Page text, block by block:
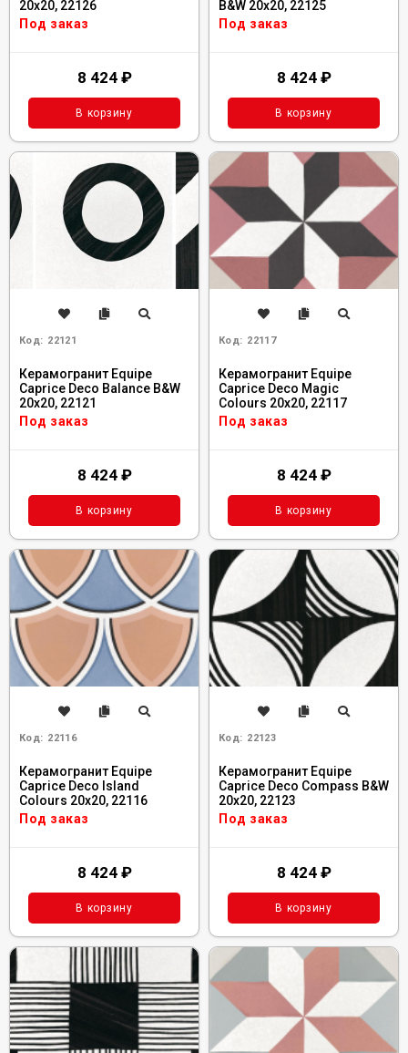
20x20, 22126
Под заказ
8 424 ₽
В корзину
B&W 20x20, 22125
Под заказ
8 424 ₽
В корзину
Код: 22121
Керамогранит Equipe
Caprice Deco Balance B&W
20x20, 22121
Под заказ
8 424 ₽
В корзину
Код: 22117
Керамогранит Equipe
Caprice Deco Magic
Colours 20x20, 22117
Под заказ
8 424 ₽
В корзину
Код: 22116
Керамогранит Equipe
Caprice Deco Island
Colours 20x20, 22116
Под заказ
8 424 ₽
В корзину
Код: 22123
Керамогранит Equipe
Caprice Deco Compass B&W
20x20, 22123
Под заказ
8 424 ₽
В корзину